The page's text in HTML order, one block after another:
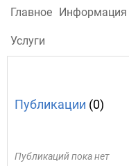
Главное Информация
Услуги
Публикации (0)
Публикаций пока нет